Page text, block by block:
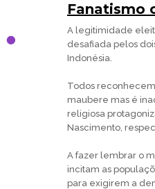
Fanatismo
A legitimidade
desafiada pelos
Indonésia.
Todos
maubere mas é
religiosa
Nascimento,
A fazer lembrar o
incitam as
para exigirem a